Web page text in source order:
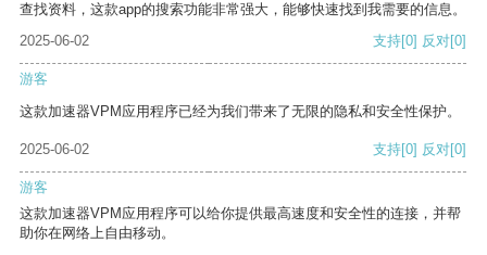
查找资料，这款app的搜索功能非常强大，能够快速找到我需要的信息。
2025-06-02
支持[0] 反对[0]
游客
这款加速器VPM应用程序已经为我们带来了无限的隐私和安全性保护。
2025-06-02 支持[0] 反对[0]
游客
这款加速器VPM应用程序可以给你提供最高速度和安全性的连接，并帮
助你在网络上自由移动。